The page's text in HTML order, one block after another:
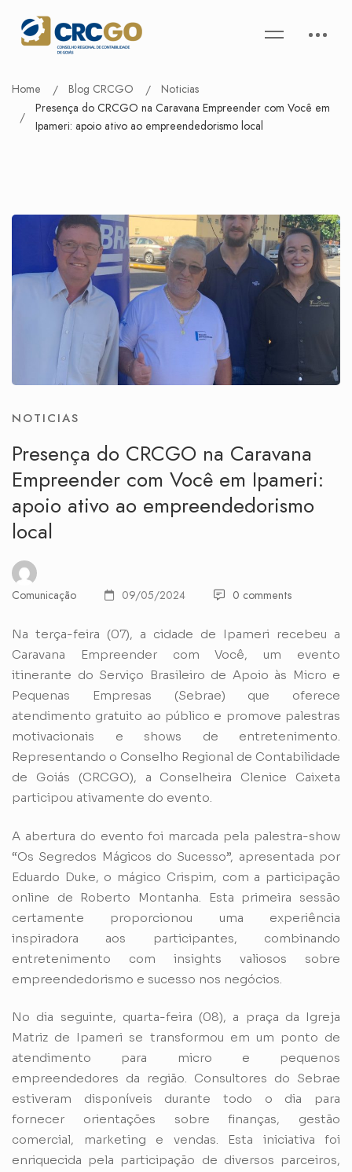
Home Blog CRCGO
Noticias
Presença do CRCGO na Caravana Empreender com Você em
Ipameri: apoio ativo ao empreendedorismo local
NOTICIAS
Presença do CRCGO na Caravana
Empreender com Você em Ipameri:
apoio ativo ao empreendedorismo
local
Comunicação 09/05/2024 0 comments
Na terça-feira (07), a cidade de Ipameri recebeu a
Caravana Empreender com Você, um evento
itinerante do Serviço Brasileiro de Apoio às Micro e
Pequenas Empresas (Sebrae) que oferece
atendimento gratuito ao público e promove palestras
motivacionais e shows de entretenimento.
Representando o Conselho Regional de Contabilidade
de Goiás (CRCGO), a Conselheira Clenice Caixeta
participou ativamente do evento.
A abertura do evento foi marcada pela palestra-show
“Os Segredos Mágicos do Sucesso”, apresentada por
Eduardo Duke, o mágico Crispim, com a participação
online de Roberto Montanha. Esta primeira sessão
certamente proporcionou uma experiência
inspiradora aos participantes, combinando
entretenimento com insights valiosos sobre
empreendedorismo e sucesso nos negócios.
No dia seguinte, quarta-feira (08), a praça da Igreja
Matriz de Ipameri se transformou em um ponto de
atendimento para micro e pequenos
empreendedores da região. Consultores do Sebrae
estiveram disponíveis durante todo o dia para
fornecer orientações sobre finanças, gestão
comercial, marketing e vendas. Esta iniciativa foi
enriquecida pela participação de diversos parceiros,